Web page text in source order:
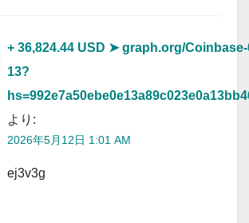
+ 36,824.44 USD ➤ graph.org/Coinbase-
13?
より:
2026年5月12日 1:01 AM
ej3v3g